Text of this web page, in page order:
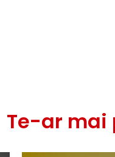
Te-ar mai